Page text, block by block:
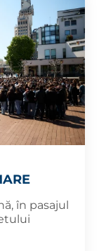
în pasajul